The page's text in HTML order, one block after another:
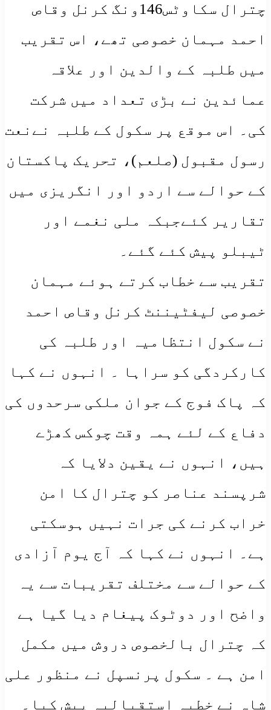
چترال سکاوٹس146ونگ کرنل وقاص
احمد مہمان خصوصی تھے، اس تقریب
میں طلبہ کے والدین اور علاقہ
عمائدین نے بڑی تعداد میں شرکت
کی۔ اس موقع پر سکول کے طلبہ نےنعت
رسول مقبول (صلعم)، تحریک پاکستان
کے حوالے سے اردو اور انگریزی میں
تقاریر کئےجبکہ ملی نغمے اور
ٹیبلو پیش کئے گئے۔
تقریب سے خطاب کرتے ہوئے مہمان
خصوصی لیفٹیننٹ کرنل وقاص احمد
نے سکول انتظامیہ اور طلبہ کی
کارکردگی کو سراہا ۔ انہوں نے کہا
کہ پاک فوج کے جوان ملکی سرحدوں کی
دفاع کے لئے ہمہ وقت چوکس کھڑے
ہیں، انہوں نے یقین دلایا کہ
شرپسند عناصر کو چترال کا امن
خراب کرنے کی جرات نہیں ہوسکتی
ہے۔ انہوں نے کہا کہ آج یوم آزادی
کے حوالے سے مختلف تقریبات سے یہ
واضح اور دوٹوک پیغام دیا گیا ہے
کہ چترال بالخصوص دروش میں مکمل
امن ہے ۔ سکول پرنسپل نے منظور علی
شاہ نے خطبہ استقبالیہ پیش کیا۔